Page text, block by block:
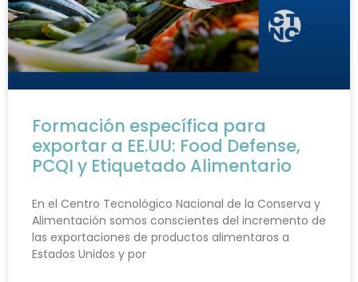
Formación específica para
exportar a EE.UU: Food Defense,
PCQI y Etiquetado Alimentario
En el Centro Tecnológico Nacional de la Conserva y
Alimentación somos conscientes del incremento de
las exportaciones de productos alimentaros a
Estados Unidos y por